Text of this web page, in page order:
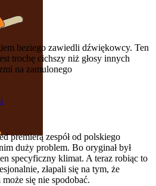
beziego zawiedli dźwiękowcy. Ten
trochę cichszy niż głosy innych
na zamulonego
premierą zespół od polskiego
duży problem. Bo oryginał był
specyficzny klimat. A teraz robiąc to
złapali się na tym, że
się nie spodobać.